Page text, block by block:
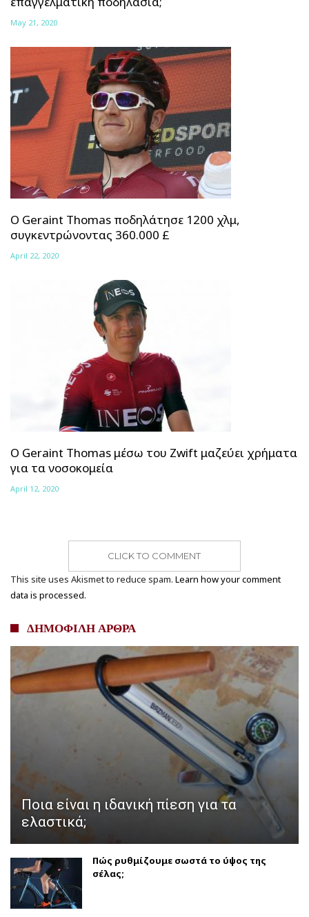
May 21, 2020
Ο Geraint Thomas ποδηλάτησε 1200 χλμ,
συγκεντρώνοντας 360.000 £
April 22, 2020
Ο Geraint Thomas μέσω του Zwift μαζεύει χρήματα
για τα νοσοκομεία
April 12, 2020
CLICK TO COMMENT
This site uses Akismet to reduce spam. Learn how your comment
data is processed.
ΔΗΜΟΦΙΛΗ ΑΡΘΡΑ
Ποια είναι η ιδανική πίεση για τα
ελαστικά;
Πώς ρυθμίζουμε σωστά το ύψος της
σέλας;